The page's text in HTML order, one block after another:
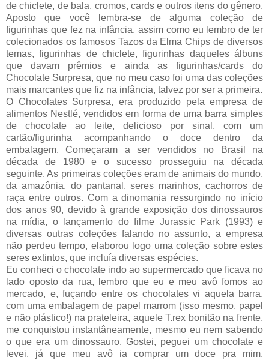
de chiclete, de bala, cromos, cards e outros itens do gênero.
Aposto que você lembra-se de alguma coleção de
figurinhas que fez na infância, assim como eu lembro de ter
colecionados os famosos Tazos da Elma Chips de diversos
temas, figurinhas de chiclete, figurinhas daqueles álbuns
que davam prêmios e ainda as figurinhas/cards do
Chocolate Surpresa, que no meu caso foi uma das coleções
mais marcantes que fiz na infância, talvez por ser a primeira.
O Chocolates Surpresa, era produzido pela empresa de
alimentos Nestlé, vendidos em forma de uma barra simples
de chocolate ao leite, delicioso por sinal, com um
cartão/figurinha acompanhando o doce dentro da
embalagem. Começaram a ser vendidos no Brasil na
década de 1980 e o sucesso prosseguiu na década
seguinte. As primeiras coleções eram de animais do mundo,
da amazônia, do pantanal, seres marinhos, cachorros de
raça entre outros. Com a dinomania ressurgindo no início
dos anos 90, devido à grande exposição dos dinossauros
na mídia, o lançamento do filme Jurassic Park (1993) e
diversas outras coleções falando no assunto, a empresa
não perdeu tempo, elaborou logo uma coleção sobre estes
seres extintos, que incluía diversas espécies.
Eu conheci o chocolate indo ao supermercado que ficava no
lado oposto da rua, lembro que eu e meu avô fomos ao
mercado, e, fuçando entre os chocolates vi aquela barra,
com uma embalagem de papel marrom (isso mesmo, papel
e não plástico!) na prateleira, aquele T.rex bonitão na frente,
me conquistou instantâneamente, mesmo eu nem sabendo
o que era um dinossauro. Gostei, peguei um chocolate e
levei, já que meu avô ia comprar um doce pra mim.